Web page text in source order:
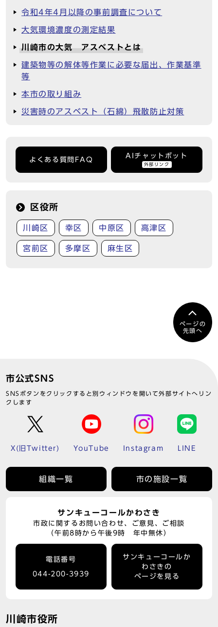
令和4年4月以降の事前調査について
大気環境濃度の測定結果
川崎市の大気 アスベストとは
建築物等の解体等作業に必要な届出、作業基準
等
本市の取り組み
災害時のアスベスト（石綿）飛散防止対策
よくある質問FAQ
AIチャットボット
外部リンク
区役所
川崎区 幸区 中原区 高津区
宮前区 多摩区 麻生区
ページの
先頭へ
市公式SNS
SNSボタンをクリックすると別ウィンドウを開いて外部サイトへリン
クします
X(旧Twitter) YouTube Instagram LINE
組織一覧 市の施設一覧
サンキューコールかわさき
市政に関するお問い合わせ、ご意見、ご相談
（午前8時から午後9時 年中無休）
電話番号
044-200-3939
サンキューコールか
わさきの
ページを見る
川崎市役所